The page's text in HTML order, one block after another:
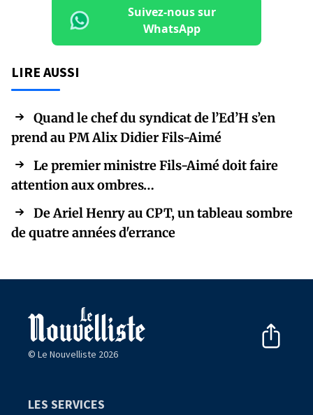
Suivez-nous sur
WhatsApp
LIRE AUSSI
Quand le chef du syndicat de l’Ed’H s’en
prend au PM Alix Didier Fils-Aimé
Le premier ministre Fils-Aimé doit faire
attention aux ombres…
De Ariel Henry au CPT, un tableau sombre
de quatre années d'errance
© Le Nouvelliste 2026
LES SERVICES